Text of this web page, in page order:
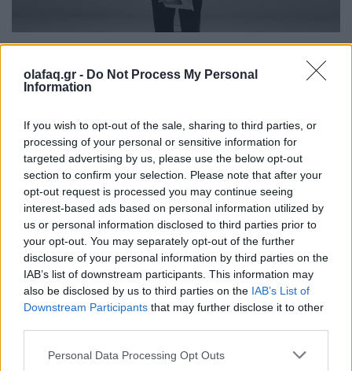
olafaq.gr - Do Not Process My Personal
Information
If you wish to opt-out of the sale, sharing to third parties, or
processing of your personal or sensitive information for
targeted advertising by us, please use the below opt-out
section to confirm your selection. Please note that after your
opt-out request is processed you may continue seeing
interest-based ads based on personal information utilized by
us or personal information disclosed to third parties prior to
your opt-out. You may separately opt-out of the further
disclosure of your personal information by third parties on the
IAB’s list of downstream participants. This information may
also be disclosed by us to third parties on the IAB’s List of
Downstream Participants that may further disclose it to other
Personal Data Processing Opt Outs
Ο Γιώργος Λάνθιμος φωτογραφίζει και εμείς
16.03.26
Ο Γιώργος Λάνθιμος λειτουργεί ως σιωπηλός παρατηρητής
που αποδομεί και ξαναχτίζει τη δική του πραγματικότητα. Οι
φωτογραφίες του είναι καλοδουλεμένα στιγμιότυπα αυτής της
αδιάκοπης αναζήτησης.